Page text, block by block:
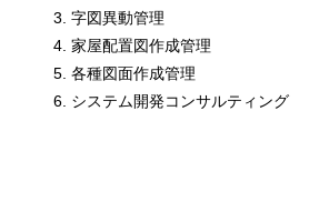
字図異動管理
家屋配置図作成管理
各種図面作成管理
システム開発コンサルティング